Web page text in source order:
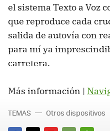
el sistema Texto a Voz
que reproduce cada
salida de autovía con
para mí ya
carretera.
Más información |
TEMAS Otros dispositivos